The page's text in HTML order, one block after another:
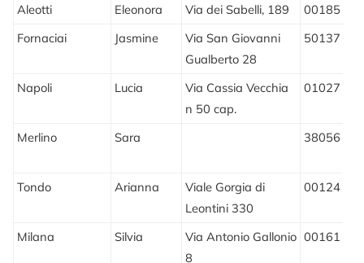
Aleotti Eleonora Via dei Sabelli, 189 00185
Fornaciai
Jasmine
Via San Giovanni
Gualberto 28
50137
Napoli Lucia
Via Cassia Vecchia
n 50 cap.
01027
Merlino
Sara 38056
Tondo
Arianna
Viale Gorgia di
Leontini 330
00124
Milana Silvia
Via Antonio Gallonio
8
00161